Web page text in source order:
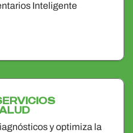
Inteligente
y optimiza la